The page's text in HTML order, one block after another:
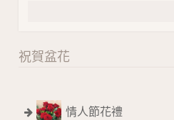
祝賀盆花
情人節花禮